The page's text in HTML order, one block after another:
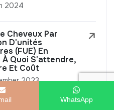
2024
Cheveux Par
D'unités
(FUE) En
À Quoi S'attendre,
Et Coût
2023
WhatsApp